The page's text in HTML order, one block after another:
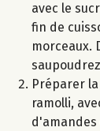
avec le
fin de
morceaux.
Préparer
ramolli,
d'amandes